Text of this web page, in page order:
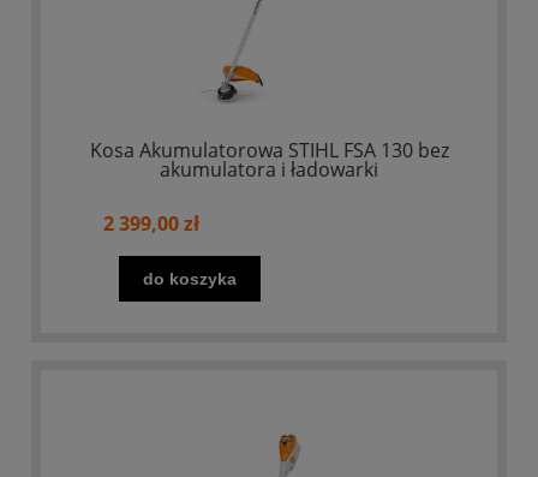
Kosa Akumulatorowa STIHL FSA 130 bez
akumulatora i ładowarki
2 399,00 zł
do koszyka